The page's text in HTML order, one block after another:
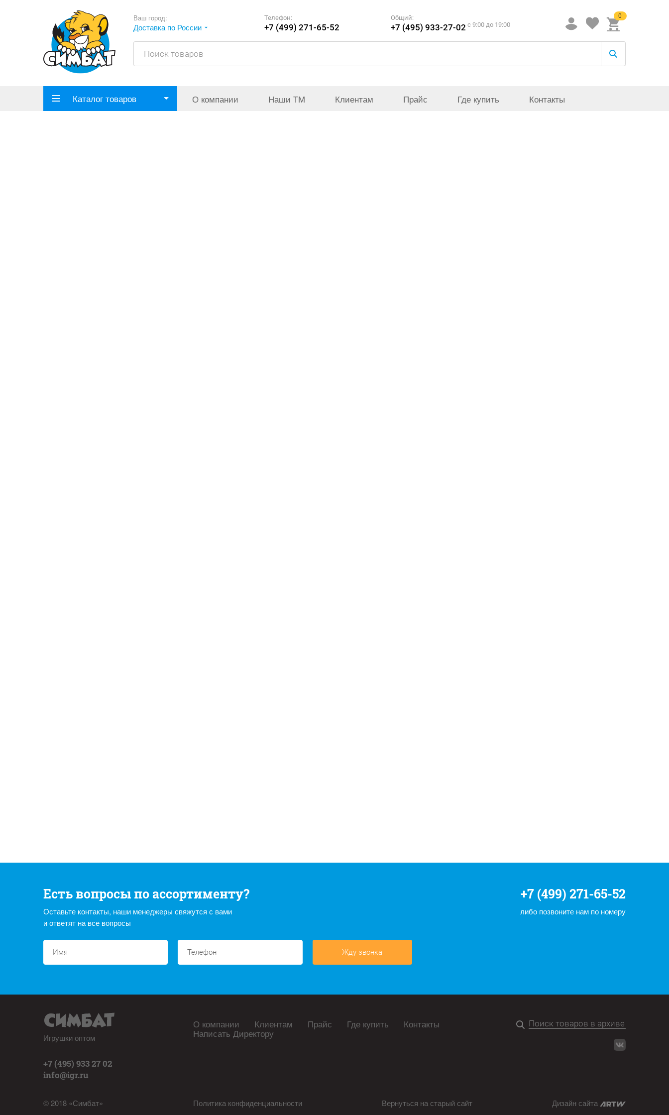
Ваш город:
Доставка по России
Телефон:
+7 (499) 271-65-52
Общий:
+7 (495) 933-27-02 c 9:00 до 19:00
0
Каталог товаров О компании Наши ТМ Клиентам Прайс Где купить Контакты
Есть вопросы по ассортименту?
Оставьте контакты, наши менеджеры свяжутся с вами
и ответят на все вопросы
+7 (499) 271-65-52
либо позвоните нам по номеру
Жду звонка
Игрушки оптом
+7 (495) 933 27 02
info@igr.ru
© 2018 «Симбат»
О компании Клиентам Прайс Где купить Контакты
Написать Директору
Политика конфиденциальности Вернуться на старый сайт Дизайн сайта